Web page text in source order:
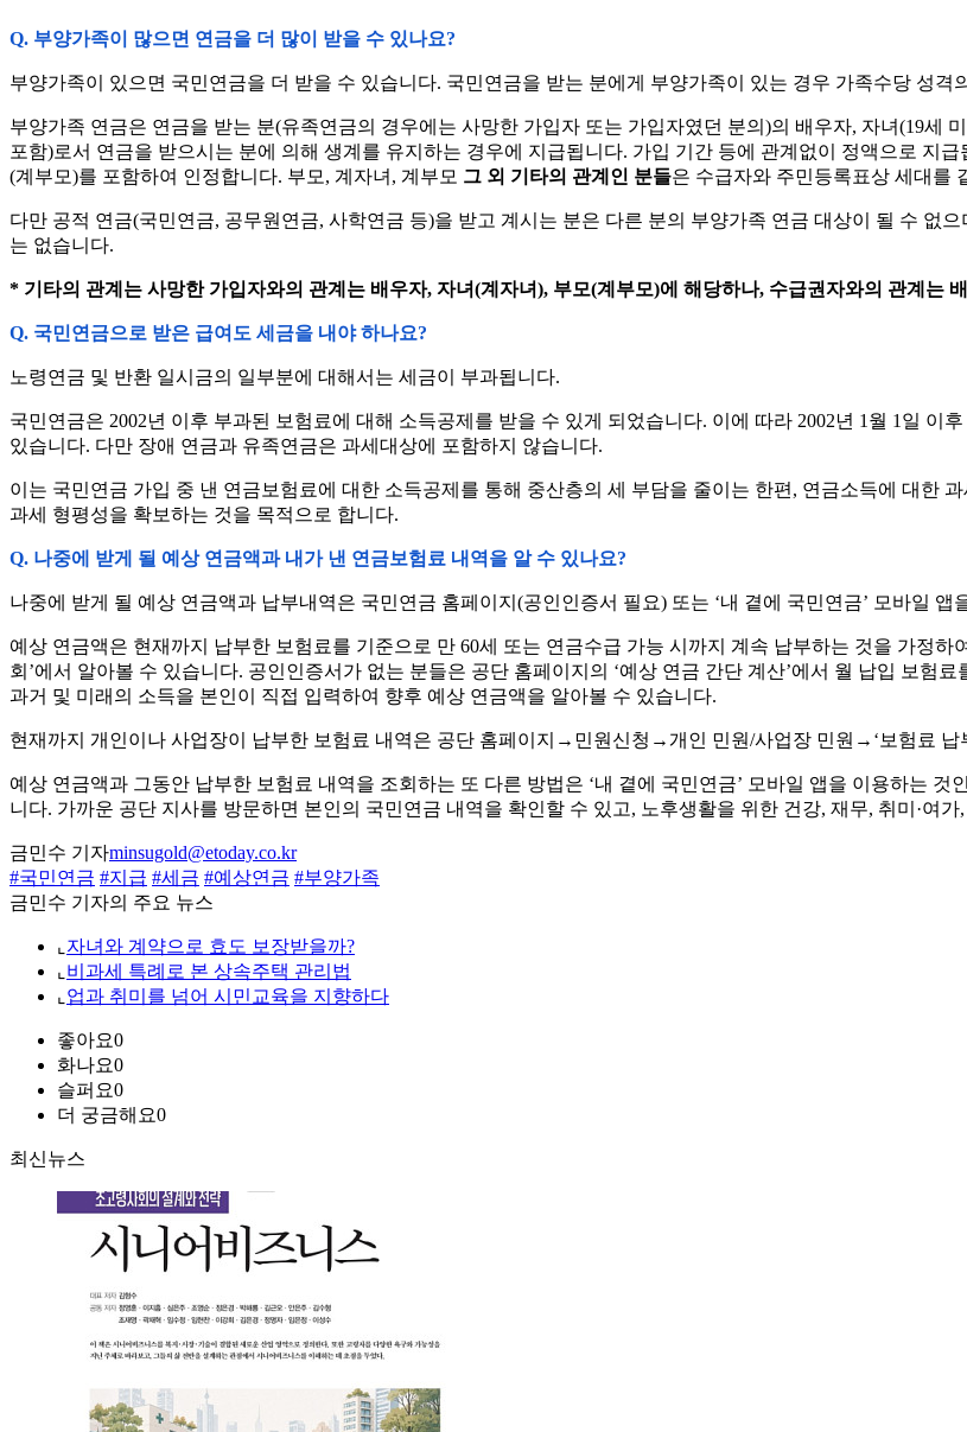
Q. 부양가족이 많으면 연금을 더 많이 받을 수 있나요?
부양가족이 있으면 국민연금을 더 받을 수 있습니다. 국민연금을 받는 분에게 부양가족이 있는 경우 가족수당 성
부양가족 연금은 연금을 받는 분(유족연금의 경우에는 사망한 가입자 또는 가입자였던 분의)의 배우자, 자녀(19세
포함)로서 연금을 받으시는 분에 의해 생계를 유지하는 경우에 지급됩니다. 가입 기간 등에 관계없이 정액으로 지
(계부모)를 포함하여 인정합니다. 부모, 계자녀, 계부모 그 외 기타의 관계인 분들은 수급자와 주민등록표상 세대를
다만 공적 연금(국민연금, 공무원연금, 사학연금 등)을 받고 계시는 분은 다른 분의 부양가족 연금 대상이 될 수 없
는 없습니다.
* 기타의 관계는 사망한 가입자와의 관계는 배우자, 자녀(계자녀), 부모(계부모)에 해당하나, 수급권자와의 관계는
Q. 국민연금으로 받은 급여도 세금을 내야 하나요?
노령연금 및 반환 일시금의 일부분에 대해서는 세금이 부과됩니다.
국민연금은 2002년 이후 부과된 보험료에 대해 소득공제를 받을 수 있게 되었습니다. 이에 따라 2002년 1월 1일 이
있습니다. 다만 장애 연금과 유족연금은 과세대상에 포함하지 않습니다.
이는 국민연금 가입 중 낸 연금보험료에 대한 소득공제를 통해 중산층의 세 부담을 줄이는 한편, 연금소득에 대한
과세 형평성을 확보하는 것을 목적으로 합니다.
Q. 나중에 받게 될 예상 연금액과 내가 낸 연금보험료 내역을 알 수 있나요?
나중에 받게 될 예상 연금액과 납부내역은 국민연금 홈페이지(공인인증서 필요) 또는 ‘내 곁에 국민연금’ 모바일 앱
예상 연금액은 현재까지 납부한 보험료를 기준으로 만 60세 또는 연금수급 가능 시까지 계속 납부하는 것을 가정하
회’에서 알아볼 수 있습니다. 공인인증서가 없는 분들은 공단 홈페이지의 ‘예상 연금 간단 계산’에서 월 납입 보험
과거 및 미래의 소득을 본인이 직접 입력하여 향후 예상 연금액을 알아볼 수 있습니다.
현재까지 개인이나 사업장이 납부한 보험료 내역은 공단 홈페이지→민원신청→개인 민원/사업장 민원→‘보험료 납
예상 연금액과 그동안 납부한 보험료 내역을 조회하는 또 다른 방법은 ‘내 곁에 국민연금’ 모바일 앱을 이용하는
니다. 가까운 공단 지사를 방문하면 본인의 국민연금 내역을 확인할 수 있고, 노후생활을 위한 건강, 재무, 취미·여
금민수 기자minsugold@etoday.co.kr
#국민연금 #지급 #세금 #예상연금 #부양가족
금민수 기자의 주요 뉴스
⌞ 자녀와 계약으로 효도 보장받을까?
⌞ 비과세 특례로 본 상속주택 관리법
⌞ 업과 취미를 넘어 시민교육을 지향하다
좋아요0
화나요0
슬퍼요0
더 궁금해요0
최신뉴스